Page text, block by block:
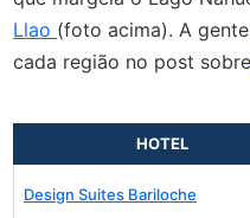
Llao (foto acima). A
cada região no post
HOTEL
Design Suites Bariloche